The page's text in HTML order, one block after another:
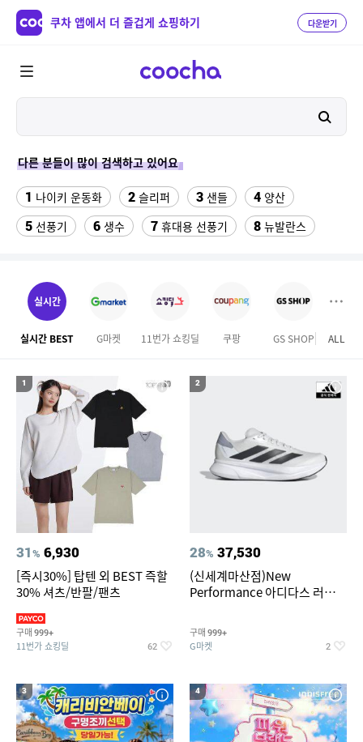
쿠차 앱에서 더 즐겁게 쇼핑하기 다운받기
다른 분들이 많이 검색하고 있어요
1 나이키 운동화 2 슬리퍼 3 샌들 4 양산
5 선풍기 6 생수 7 휴대용 선풍기 8 뉴발란스
12 침대 매트리스 퀸
15 베스킨라빈스
17 미니 탁상용 선풍기 18 업소용 가림막
더뉴 아반떼ad
ALL
실시간
실시간 BEST G마켓 11번가 쇼킹딜 쿠팡 GS SHOP 오늘
1
31% 6,930
[즉시30%] 탑텐 외 BEST 즉할
30% 셔츠/반팔/팬츠
구매 999+
11번가 쇼킹딜 62
2
28% 37,530
(신세계마산점)New
Performance 아디다스 러닝화
구매 999+
G마켓 2
3 4